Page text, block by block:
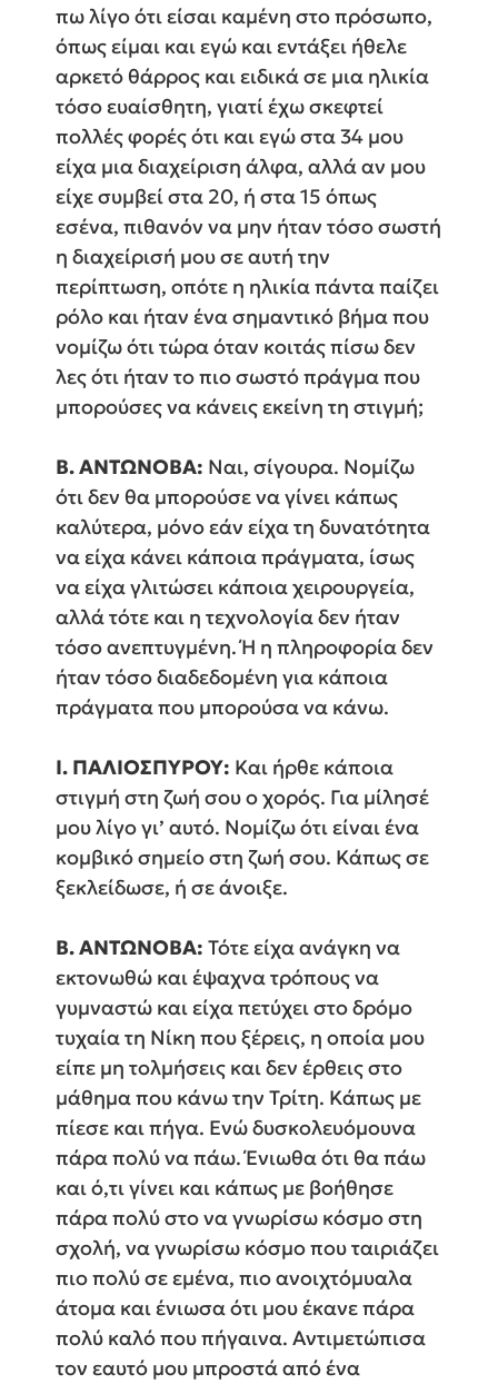
πω λίγο ότι είσαι καμένη στο πρόσωπο,
όπως είμαι και εγώ και εντάξει ήθελε
αρκετό θάρρος και ειδικά σε μια ηλικία
τόσο ευαίσθητη, γιατί έχω σκεφτεί
πολλές φορές ότι και εγώ στα 34 μου
είχα μια διαχείριση άλφα, αλλά αν μου
είχε συμβεί στα 20, ή στα 15 όπως
εσένα, πιθανόν να μην ήταν τόσο σωστή
η διαχείρισή μου σε αυτή την
περίπτωση, οπότε η ηλικία πάντα παίζει
ρόλο και ήταν ένα σημαντικό βήμα που
νομίζω ότι τώρα όταν κοιτάς πίσω δεν
λες ότι ήταν το πιο σωστό πράγμα που
μπορούσες να κάνεις εκείνη τη στιγμή;
Β. ΑΝΤΩΝΟΒΑ: Ναι, σίγουρα. Νομίζω
ότι δεν θα μπορούσε να γίνει κάπως
καλύτερα, μόνο εάν είχα τη δυνατότητα
να είχα κάνει κάποια πράγματα, ίσως
να είχα γλιτώσει κάποια χειρουργεία,
αλλά τότε και η τεχνολογία δεν ήταν
τόσο ανεπτυγμένη. Ή η πληροφορία δεν
ήταν τόσο διαδεδομένη για κάποια
πράγματα που μπορούσα να κάνω.
Ι. ΠΑΛΙΟΣΠΥΡΟΥ: Και ήρθε κάποια
στιγμή στη ζωή σου ο χορός. Για μίλησέ
μου λίγο γι’ αυτό. Νομίζω ότι είναι ένα
κομβικό σημείο στη ζωή σου. Κάπως σε
ξεκλείδωσε, ή σε άνοιξε.
Β. ΑΝΤΩΝΟΒΑ: Τότε είχα ανάγκη να
εκτονωθώ και έψαχνα τρόπους να
γυμναστώ και είχα πετύχει στο δρόμο
τυχαία τη Νίκη που ξέρεις, η οποία μου
είπε μη τολμήσεις και δεν έρθεις στο
μάθημα που κάνω την Τρίτη. Κάπως με
πίεσε και πήγα. Ενώ δυσκολευόμουνα
πάρα πολύ να πάω. Ένιωθα ότι θα πάω
και ό,τι γίνει και κάπως με βοήθησε
πάρα πολύ στο να γνωρίσω κόσμο στη
σχολή, να γνωρίσω κόσμο που ταιριάζει
πιο πολύ σε εμένα, πιο ανοιχτόμυαλα
άτομα και ένιωσα ότι μου έκανε πάρα
πολύ καλό που πήγαινα. Αντιμετώπισα
τον εαυτό μου μπροστά από ένα